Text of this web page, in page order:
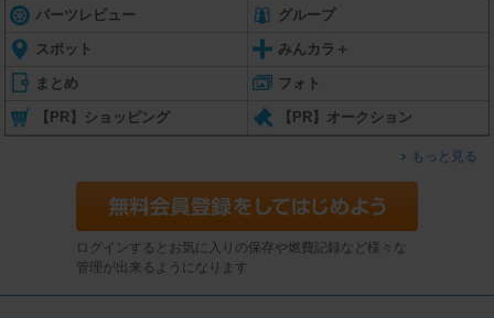
パーツレビュー グループ
スポット みんカラ＋
まとめ フォト
【PR】ショッピング 【PR】オークション
もっと見る
ログインするとお気に入りの保存や燃費記録など様々な
管理が出来るようになります